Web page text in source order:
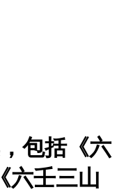
包括《六
六壬三山